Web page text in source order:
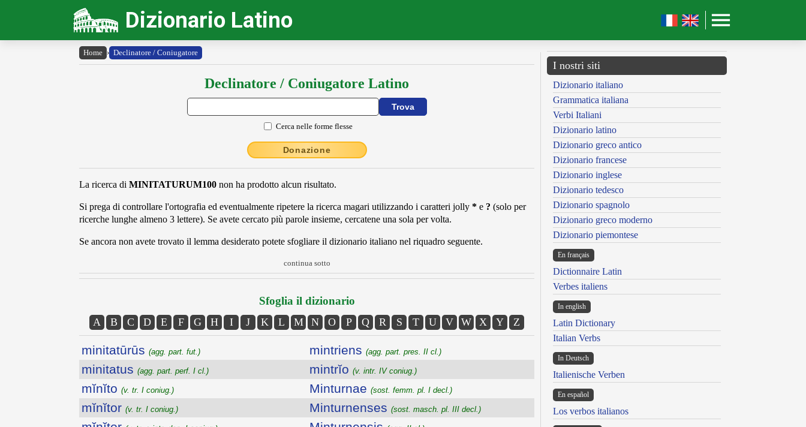
Dizionario Latino
Home › Declinatore / Coniugatore
Declinatore / Coniugatore Latino
Cerca nelle forme flesse
Donazione
La ricerca di MINITATURUM100 non ha prodotto alcun risultato.
Si prega di controllare l'ortografia ed eventualmente ripetere la ricerca magari utilizzando i caratteri jolly * e ? (solo per
ricerche lunghe almeno 3 lettere). Se avete cercato più parole insieme, cercatene una sola per volta.
Se ancora non avete trovato il lemma desiderato potete sfogliare il dizionario italiano nel riquadro seguente.
continua sotto
Sfoglia il dizionario
A B C D E F G H I J K L M N O P Q R S T U V W X Y Z
minitatūrūs (agg. part. fut.) mintriens (agg. part. pres. II cl.)
minitatus (agg. part. perf. I cl.) mintrĭo (v. intr. IV coniug.)
mĭnĭto (v. tr. I coniug.) Minturnae (sost. femm. pl. I decl.)
mĭnĭtor (v. tr. I coniug.) Minturnenses (sost. masch. pl. III decl.)
I nostri siti
Dizionario italiano
Grammatica italiana
Verbi Italiani
Dizionario latino
Dizionario greco antico
Dizionario francese
Dizionario inglese
Dizionario tedesco
Dizionario spagnolo
Dizionario greco moderno
Dizionario piemontese
En français
Dictionnaire Latin
Verbes italiens
In english
Latin Dictionary
Italian Verbs
In Deutsch
Italienische Verben
En español
Los verbos italianos